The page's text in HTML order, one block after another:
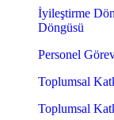
İyileştirme
Döngüsü
Personel
Toplumsal
Toplumsal